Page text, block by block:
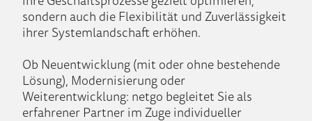
sondern auch die Flexibilität und Zuverlässigkeit
ihrer Systemlandschaft erhöhen.
Ob Neuentwicklung (mit oder ohne bestehende
Lösung), Modernisierung oder
Weiterentwicklung: netgo begleitet Sie als
erfahrener Partner im Zuge individueller